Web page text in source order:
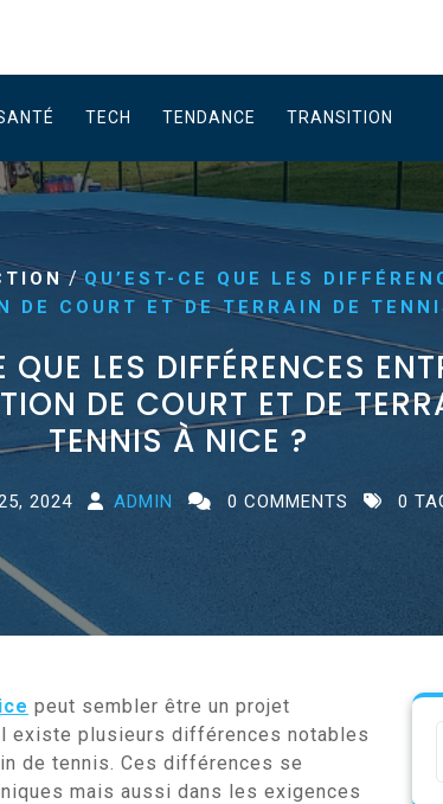
TECH TENDANCE TRANSITION
/QU’EST-CE QUE LES
DE COURT ET DE TERRAIN DE
QUE LES DIFFÉRENCES
DE COURT ET DE
TENNIS À NICE ?
2024 ADMIN 0 COMMENTS 0
peut sembler être un projet
existe plusieurs différences notables
de tennis. Ces différences se
mais aussi dans les exigences